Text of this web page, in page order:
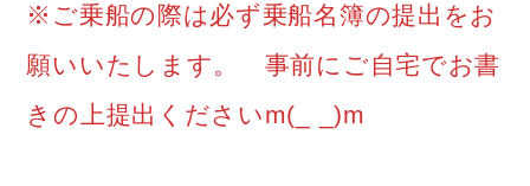
※ご乗船の際は必ず乗船名簿の提出をお
願いいたします。 事前にご自宅でお書
きの上提出くださいm(_ _)m